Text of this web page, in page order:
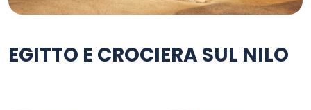
EGITTO E CROCIERA SUL NILO